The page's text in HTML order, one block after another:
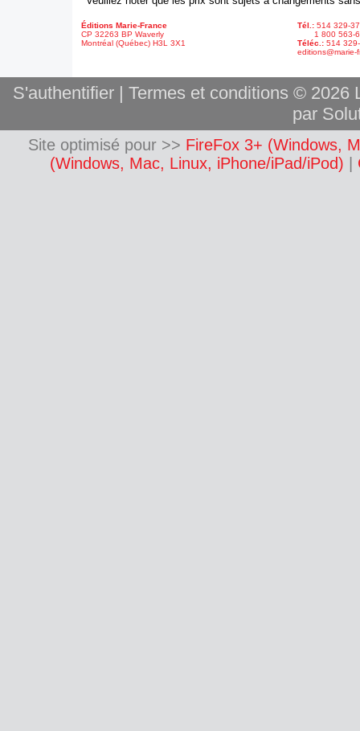
Éditions Marie-France
CP 32263 BP Waverly
Montréal (Québec) H3L 3X1
Tél.: 514 329-
1 800 563-
Téléc.: 514
editions@marie-
S'authentifier| Termes et conditions © 2026
par
Site optimisé pour >> FireFox 3+ (Windows,
(Windows, Mac, Linux, iPhone/iPad/iPod)